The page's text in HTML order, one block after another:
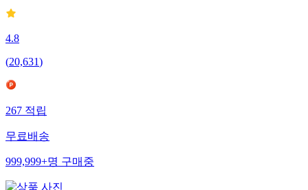
4.8
(20,631)
267 적립
무료배송
999,999+명 구매중